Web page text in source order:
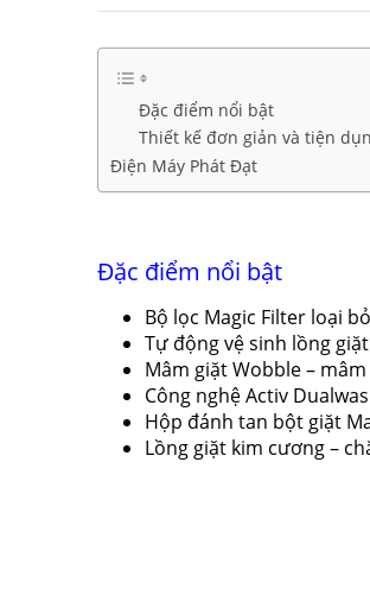
Đặc điểm nổi bật
Thiết kế đơn giản và tiện
Điện Máy Phát Đạt
Đặc điểm nổi bật
Bộ lọc Magic Filter loại
Tự động vệ sinh lồng
Mâm giặt Wobble –
Công nghệ Activ
Hộp đánh tan bột giặt
Lồng giặt kim cương –